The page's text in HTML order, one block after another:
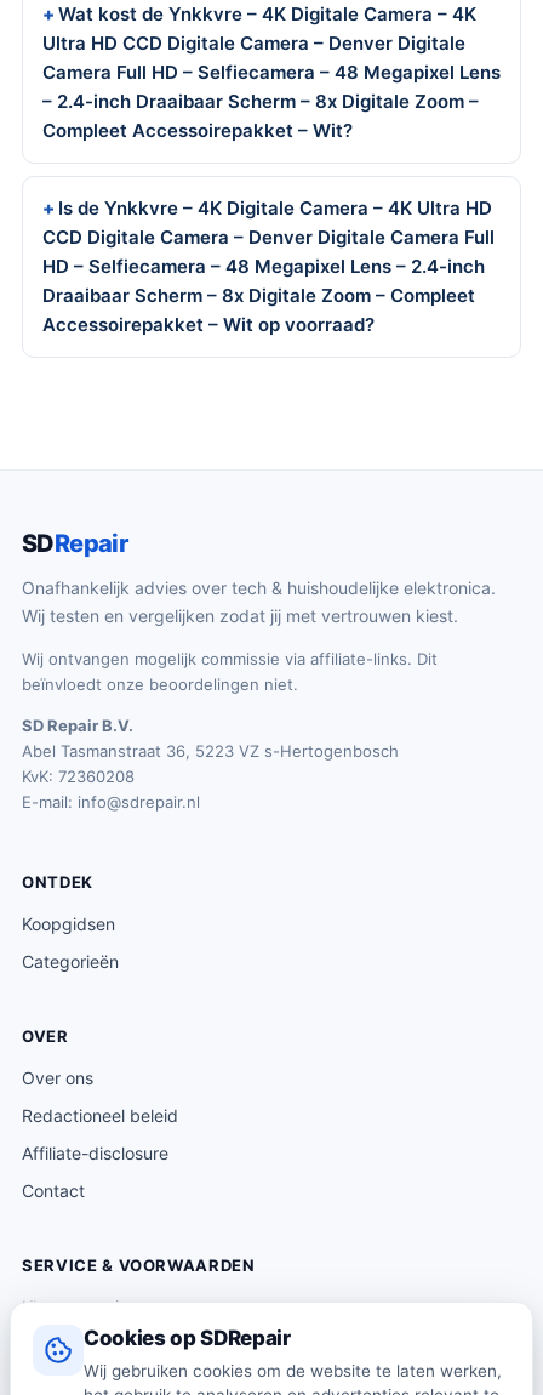
Cookies op SDRepair
Wij gebruiken cookies om de website te laten werken,
Wat kost de Ynkkvre – 4K Digitale Camera – 4K
Ultra HD CCD Digitale Camera – Denver Digitale
Camera Full HD – Selfiecamera – 48 Megapixel Lens
– 2.4-inch Draaibaar Scherm – 8x Digitale Zoom –
Compleet Accessoirepakket – Wit?
Is de Ynkkvre – 4K Digitale Camera – 4K Ultra HD
CCD Digitale Camera – Denver Digitale Camera Full
HD – Selfiecamera – 48 Megapixel Lens – 2.4-inch
Draaibaar Scherm – 8x Digitale Zoom – Compleet
Accessoirepakket – Wit op voorraad?
SDRepair
Onafhankelijk advies over tech & huishoudelijke elektronica.
Wij testen en vergelijken zodat jij met vertrouwen kiest.
Wij ontvangen mogelijk commissie via affiliate-links. Dit
beïnvloedt onze beoordelingen niet.
SD Repair B.V.
Abel Tasmanstraat 36, 5223 VZ s-Hertogenbosch
KvK: 72360208
E-mail: info@sdrepair.nl
ONTDEK
Koopgidsen
Categorieën
OVER
Over ons
Redactioneel beleid
Affiliate-disclosure
Contact
SERVICE & VOORWAARDEN
Klantenservice
Verzending & levering
Retourneren